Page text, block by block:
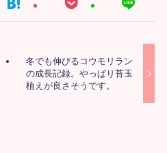
冬でも伸びるコウモリラン
の成長記録。やっぱり苔玉
植えが良さそうです。